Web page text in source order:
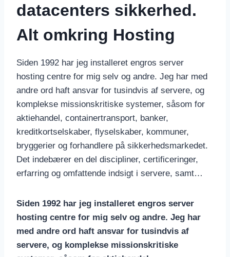
datacenters sikkerhed.
Alt omkring Hosting
Siden 1992 har jeg installeret engros server
hosting centre for mig selv og andre. Jeg har med
andre ord haft ansvar for tusindvis af servere, og
komplekse missionskritiske systemer, såsom for
aktiehandel, containertransport, banker,
kreditkortselskaber, flyselskaber, kommuner,
bryggerier og forhandlere på sikkerhedsmarkedet.
Det indebærer en del discipliner, certificeringer,
erfarring og omfattende indsigt i servere, samt…
Siden 1992 har jeg installeret engros server
hosting centre for mig selv og andre. Jeg har
med andre ord haft ansvar for tusindvis af
servere, og komplekse missionskritiske